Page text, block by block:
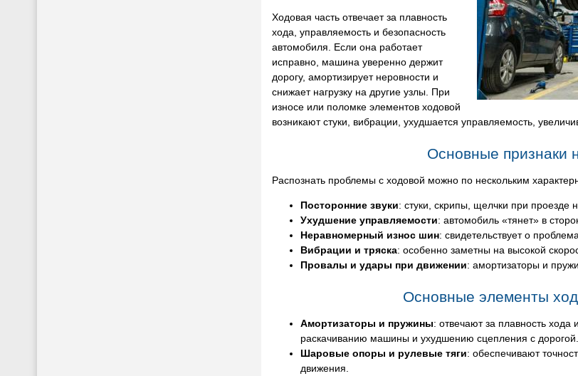
Ходовая часть отвечает за плавность
хода, управляемость и безопасность
автомобиля. Если она работает
исправно, машина уверенно держит
дорогу, амортизирует неровности и
снижает нагрузку на другие узлы. При
износе или поломке элементов ходовой
возникают стуки, вибрации, ухудшается управляемость,
Основные признаки
Распознать проблемы с ходовой можно по нескольким
Посторонние звуки: стуки, скрипы, щелчки при проезде
Ухудшение управляемости: автомобиль «тянет» в
Неравномерный износ шин: свидетельствует о
Вибрации и тряска: особенно заметны на высокой
Провалы и удары при движении: амортизаторы и
Основные элементы
Амортизаторы и пружины: отвечают за плавность
раскачиванию машины и ухудшению сцепления с дорогой.
Шаровые опоры и рулевые тяги: обеспечивают
движения.